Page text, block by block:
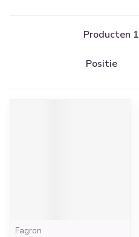
Producten 1
Sorteer op:
Fagron